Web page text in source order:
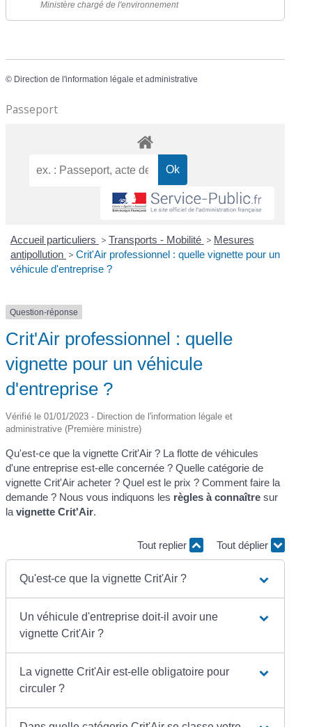
Ministère chargé de l'environnement
© Direction de l'information légale et administrative
Passeport
Accueil particuliers > Transports - Mobilité > Mesures
antipollution > Crit'Air professionnel : quelle vignette pour un
véhicule d'entreprise ?
Question-réponse
Crit'Air professionnel : quelle
vignette pour un véhicule
d'entreprise ?
Vérifié le 01/01/2023 - Direction de l'information légale et
administrative (Première ministre)
Qu'est-ce que la vignette Crit'Air ? La flotte de véhicules
d'une entreprise est-elle concernée ? Quelle catégorie de
vignette Crit'Air acheter ? Quel est le prix ? Comment faire la
demande ? Nous vous indiquons les règles à connaître sur
lavignette Crit'Air.
Tout replier Tout déplier
Qu'est-ce que la vignette Crit'Air ?
Un véhicule d'entreprise doit-il avoir une
vignette Crit'Air ?
La vignette Crit'Air est-elle obligatoire pour
circuler ?